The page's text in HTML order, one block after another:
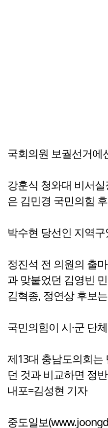
국회의원 보궐선거에
강훈식 청와대 비서
은 김민경 국민의힘
박수현 당선인 지역
정진석 전 의원의 출
과 맞붙었던 김영빈
김혁종, 정연상 후보
국민의힘이 시·군 단
제13대 충남도의회는
던 것과 비교하면 정
내포=김성현 기자
중도일보